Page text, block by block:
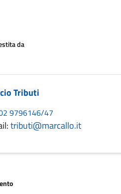
da
Tributi
9796146/47
tributi@marcallo.it